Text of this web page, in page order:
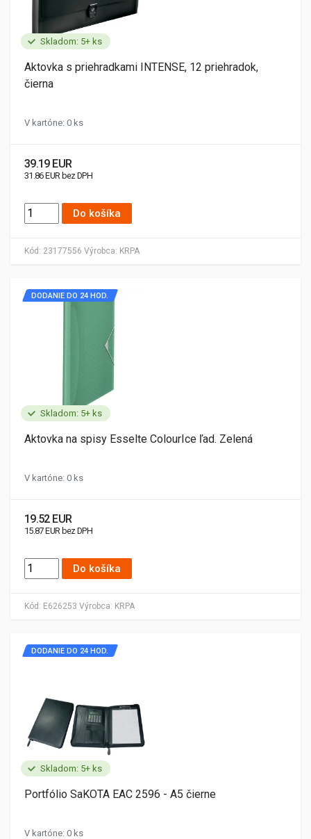
Skladom: 5+ ks
Kód: 23177556 Výrobca: KRPA
Aktovka s priehradkami INTENSE, 12 priehradok,
čierna
V kartóne: 0 ks
39.19 EUR
31.86 EUR bez DPH
Do košíka
Skladom: 5+ ks
Kód: E626253 Výrobca: KRPA
DODANIE DO 24 HOD.
Aktovka na spisy Esselte ColourIce ľad. Zelená
V kartóne: 0 ks
19.52 EUR
15.87 EUR bez DPH
Do košíka
Skladom: 5+ ks
DODANIE DO 24 HOD.
Portfólio SaKOTA EAC 2596 - A5 čierne
V kartóne: 0 ks